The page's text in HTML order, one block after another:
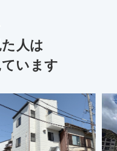
人は
います